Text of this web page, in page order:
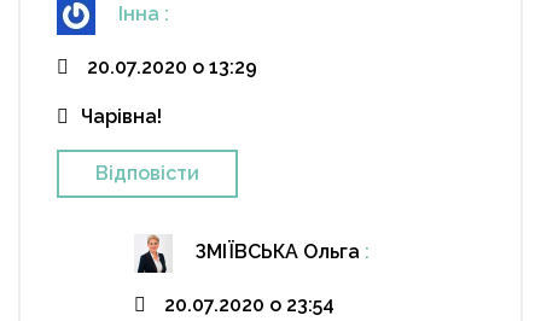
Інна :
20.07.2020 о 13:29
Чарівна!
Відповіcти
ЗМІЇВСЬКА Ольга :
20.07.2020 о 23:54